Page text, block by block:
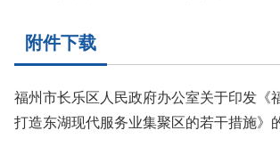
附件下载
福州市长乐区人民政府办公室关于印发《
打造东湖现代服务业集聚区的若干措施》